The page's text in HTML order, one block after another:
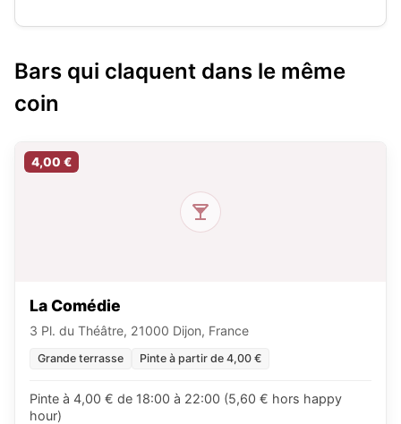
Bars qui claquent dans le même
coin
4,00 €
La Comédie
3 Pl. du Théâtre, 21000 Dijon, France
Grande terrasse Pinte à partir de 4,00 €
Pinte à 4,00 € de 18:00 à 22:00 (5,60 € hors happy
hour)